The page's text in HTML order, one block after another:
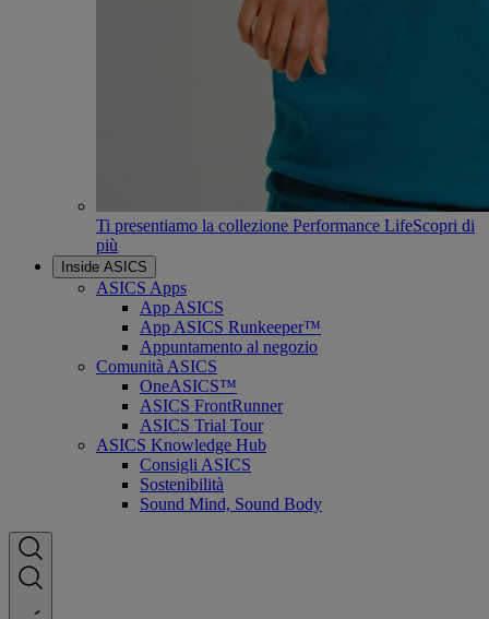
Ti presentiamo la collezione Performance LifeScopri di
più
Inside ASICS
ASICS Apps
App ASICS
App ASICS Runkeeper™
Appuntamento al negozio
Comunità ASICS
OneASICS™
ASICS FrontRunner
ASICS Trial Tour
ASICS Knowledge Hub
Consigli ASICS
Sostenibilità
Sound Mind, Sound Body